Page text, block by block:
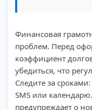
Финансовая
проблем. Перед
коэффициент
убедиться, что
Следите за
SMS или
предупреждает о